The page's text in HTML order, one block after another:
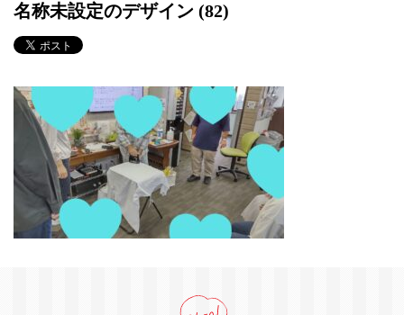
名称未設定のデザイン (82)